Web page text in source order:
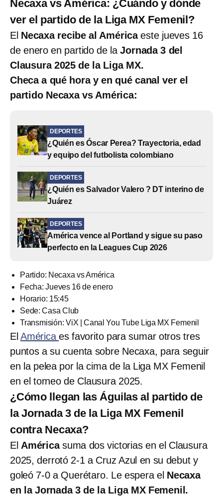
Necaxa vs América: ¿Cuándo y dónde
ver el partido de la Liga MX Femenil?
El Necaxa recibe al Américaeste jueves 16
de enero en partido de laJornada 3 del
Clausura 2025 de la Liga MX.
Checa a qué hora y en qué canal ver el
partido Necaxa vs América:
DEPORTES
¿Quién es Óscar Perea? Trayectoria, edad
y equipo del futbolista colombiano
DEPORTES
¿Quién es Salvador Valero ? DT interino de
Juárez
DEPORTES
América vence al Portland y sigue su paso
perfecto en la Leagues Cup 2026
Partido: Necaxa vs América
Fecha: Jueves 16 de enero
Horario: 15:45
Sede: Casa Club
Transmisión: ViX | Canal You Tube Liga MX Femenil
El América es favorito para sumar otros tres
puntos a su cuenta sobre Necaxa, para seguir
en la pelea por la cima de la Liga MX Femenil
en el torneo de Clausura 2025.
¿Cómo llegan las Águilas al partido de
la Jornada 3 de la Liga MX Femenil
contra Necaxa?
El Américasuma dos victorias en el Clausura
2025, derrotó 2-1 a Cruz Azul en su debut y
goleó 7-0 a Querétaro. Le espera el Necaxa
en la Jornada 3 de la Liga MX Femenil.